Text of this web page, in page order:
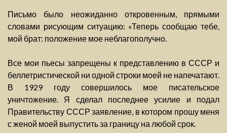
Письмо было неожиданно откровенным, прямыми
словами рисующим ситуацию: «Теперь сообщаю тебе,
мой брат: положение мое неблагополучно.
Все мои пьесы запрещены к представлению в СССР и
беллетристической ни одной строки моей не напечатают.
В 1929 году совершилось мое писательское
уничтожение. Я сделал последнее усилие и подал
Правительству СССР заявление, в котором прошу меня
с женой моей выпустить за границу на любой срок.